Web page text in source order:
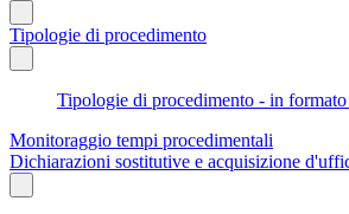
Tipologie di procedimento
Tipologie di procedimento - in formato
Monitoraggio tempi procedimentali
Dichiarazioni sostitutive e acquisizione